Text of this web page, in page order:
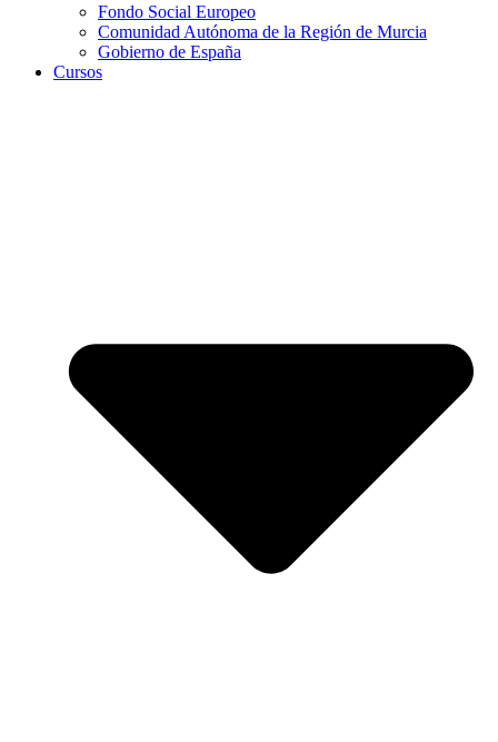
Fondo Social Europeo
Comunidad Autónoma de la Región de Murcia
Gobierno de España
Cursos